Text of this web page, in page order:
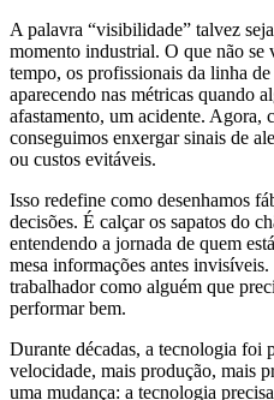
A palavra “visibilidade” talvez
momento industrial. O que não se
tempo, os profissionais da linha
aparecendo nas métricas quando
afastamento, um acidente. Agora,
conseguimos enxergar sinais de
ou custos evitáveis.
Isso redefine como desenhamos
decisões. É calçar os sapatos do
entendendo a jornada de quem
mesa informações antes
trabalhador como alguém que
performar bem.
Durante décadas, a tecnologia foi
velocidade, mais produção, mais
uma mudança: a tecnologia